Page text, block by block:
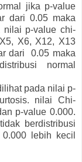
jika p-value
dari 0.05 maka
nilai p-value chi-
X6, X12, X13
dari 0.05 maka
normal
pada nilai p-
nilai Chi-
p-value 0.000.
berdistribusi
lebih kecil